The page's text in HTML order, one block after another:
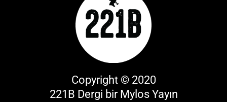
Copyright © 2020
221B Dergi bir Mylos Yayın